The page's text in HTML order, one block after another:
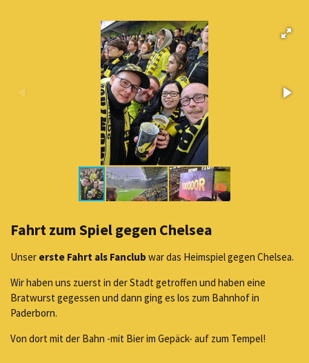
Fahrt zum Spiel gegen Chelsea
Unser erste Fahrt als Fanclub war das Heimspiel gegen Chelsea.
Wir haben uns zuerst in der Stadt getroffen und haben eine
Bratwurst gegessen und dann ging es los zum Bahnhof in
Paderborn.
Von dort mit der Bahn -mit Bier im Gepäck- auf zum Tempel!